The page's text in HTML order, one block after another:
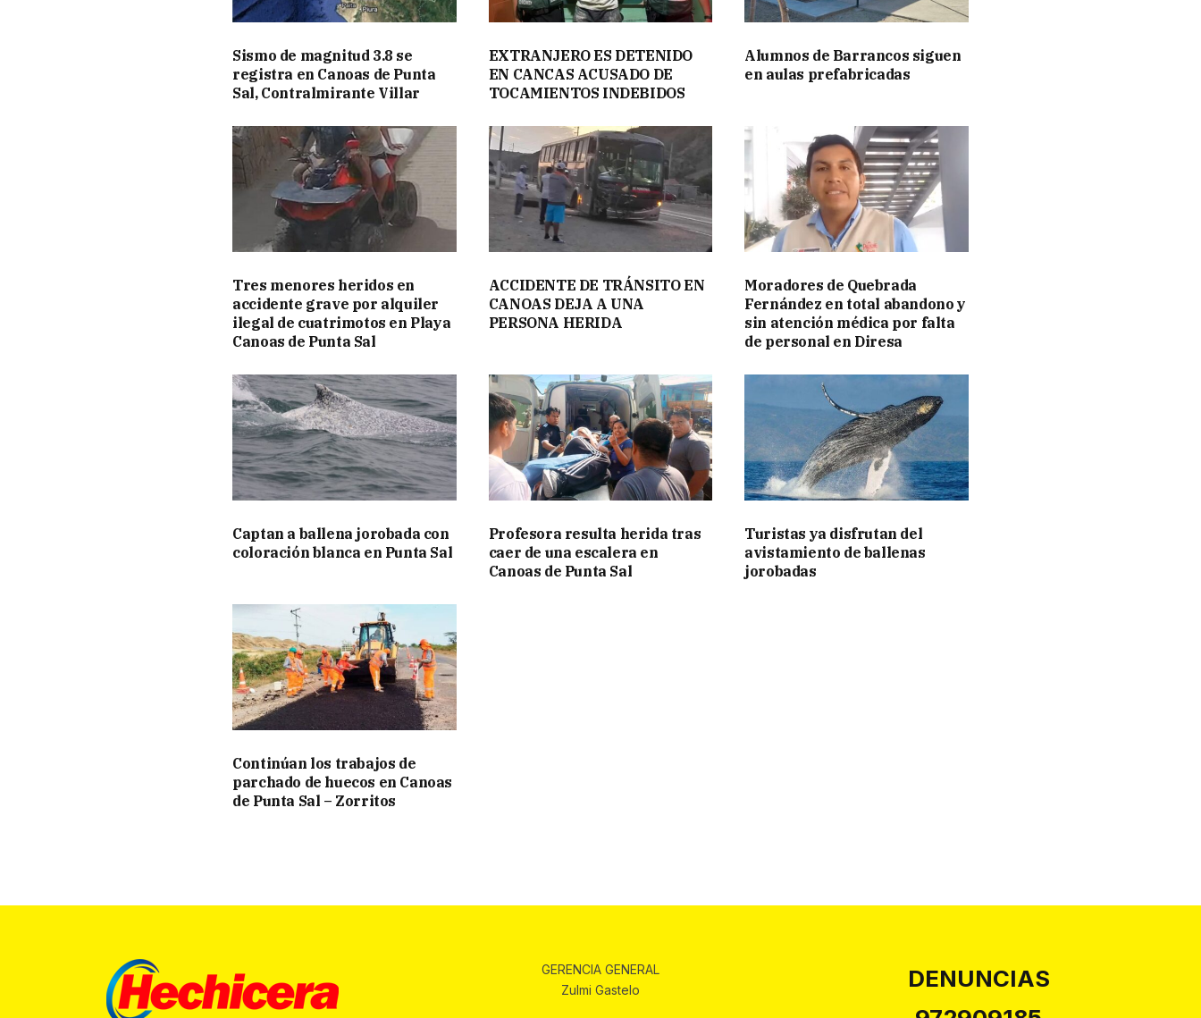
Sismo de magnitud 3.8 se
registra en Canoas de Punta
Sal, Contralmirante Villar
EXTRANJERO ES DETENIDO
EN CANCAS ACUSADO DE
TOCAMIENTOS INDEBIDOS
Alumnos de Barrancos siguen
en aulas prefabricadas
Tres menores heridos en
accidente grave por alquiler
ilegal de cuatrimotos en Playa
Canoas de Punta Sal
ACCIDENTE DE TRÁNSITO EN
CANOAS DEJA A UNA
PERSONA HERIDA
Moradores de Quebrada
Fernández en total abandono y
sin atención médica por falta
de personal en Diresa
Captan a ballena jorobada con
coloración blanca en Punta Sal
Profesora resulta herida tras
caer de una escalera en
Canoas de Punta Sal
Turistas ya disfrutan del
avistamiento de ballenas
jorobadas
Continúan los trabajos de
parchado de huecos en Canoas
de Punta Sal – Zorritos
GERENCIA GENERAL
Zulmi Gastelo
DENUNCIAS